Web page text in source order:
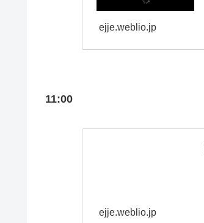
ejje.weblio.jp
11:00
ejje.weblio.jp